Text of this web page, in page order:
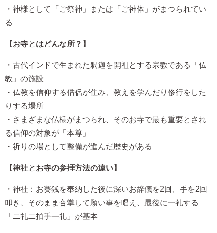
・神様として「ご祭神」または「ご神体」がまつられてい
る
【お寺とはどんな所？】
・古代インドで生まれた釈迦を開祖とする宗教である「仏
教」の施設
・仏教を信仰する僧侶が住み、教えを学んだり修行をした
りする場所
・さまざまな仏様がまつられ、そのお寺で最も重要とされ
る信仰の対象が「本尊」
・祈りの場として整備が進んだ歴史がある
【神社とお寺の参拝方法の違い】
・神社：お賽銭を奉納した後に深いお辞儀を2回、手を2回
叩き、そのまま合掌して願い事を唱え、最後に一礼する
「二礼二拍手一礼」が基本